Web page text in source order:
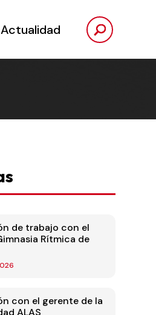
Actualidad
de trabajo con el
Rítmica de
con el gerente de la
ALAS